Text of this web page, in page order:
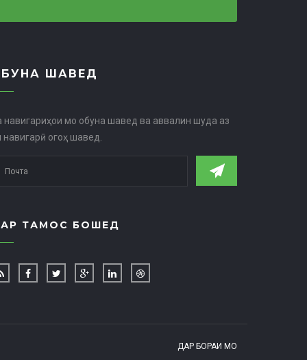
ШАВЕД
навигариҳои мо обуна шавед ва аввалин шуда аз
навигарӣ огоҳ шавед.
ТАМОС БОШЕД
ДАР БОРАИ МО